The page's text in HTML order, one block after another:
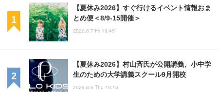
【夏休み2026】すぐ行けるイベント情報おま
とめ便＜8/9-15開催＞
2026.8.7 Fri 19:45
【夏休み2026】村山斉氏が公開講義、小中学
生のための大学講義スクール9月開校
2026.8.6 Thu 19:15